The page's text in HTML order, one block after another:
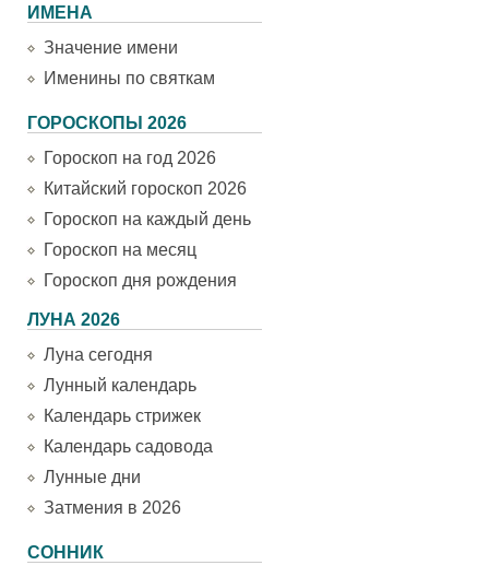
ИМЕНА
Значение имени
Именины по святкам
ГОРОСКОПЫ 2026
Гороскоп на год 2026
Китайский гороскоп 2026
Гороскоп на каждый день
Гороскоп на месяц
Гороскоп дня рождения
ЛУНА 2026
Луна сегодня
Лунный календарь
Календарь стрижек
Календарь садовода
Лунные дни
Затмения в 2026
СОННИК